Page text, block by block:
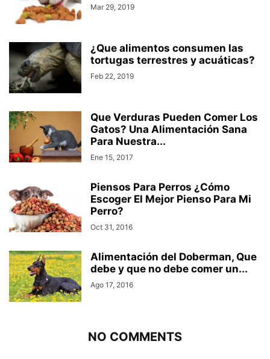
Mar 29, 2019
¿Que alimentos consumen las
tortugas terrestres y acuáticas?
Feb 22, 2019
Que Verduras Pueden Comer Los
Gatos? Una Alimentación Sana
Para Nuestra...
Ene 15, 2017
Piensos Para Perros ¿Cómo
Escoger El Mejor Pienso Para Mi
Perro?
Oct 31, 2016
Alimentación del Doberman, Que
debe y que no debe comer un...
Ago 17, 2016
NO COMMENTS